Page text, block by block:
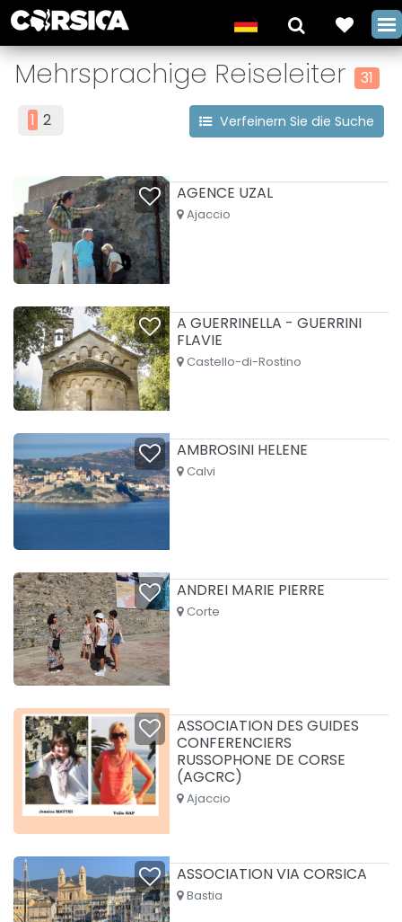
Mehrsprachige Reiseleiter 31
1 2 Verfeinern Sie die Suche
AGENCE UZAL
Ajaccio
A GUERRINELLA - GUERRINI
FLAVIE
Castello-di-Rostino
AMBROSINI HELENE
Calvi
ANDREI MARIE PIERRE
Corte
ASSOCIATION DES GUIDES
CONFERENCIERS
RUSSOPHONE DE CORSE
(AGCRC)
Ajaccio
ASSOCIATION VIA CORSICA
Bastia